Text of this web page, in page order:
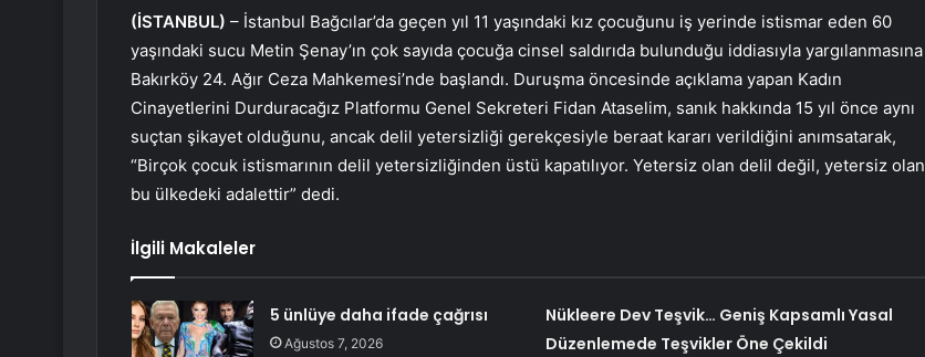
(İSTANBUL) – İstanbul Bağcılar’da geçen yıl 11 yaşındaki kız çocuğunu iş yerinde istismar eden 60
yaşındaki sucu Metin Şenay’ın çok sayıda çocuğa cinsel saldırıda bulunduğu iddiasıyla yargılanmasına
Bakırköy 24. Ağır Ceza Mahkemesi’nde başlandı. Duruşma öncesinde açıklama yapan Kadın
Cinayetlerini Durduracağız Platformu Genel Sekreteri Fidan Ataselim, sanık hakkında 15 yıl önce aynı
suçtan şikayet olduğunu, ancak delil yetersizliği gerekçesiyle beraat kararı verildiğini anımsatarak,
“Birçok çocuk istismarının delil yetersizliğinden üstü kapatılıyor. Yetersiz olan delil değil, yetersiz olan
bu ülkedeki adalettir” dedi.
İlgili Makaleler
5 ünlüye daha ifade çağrısı
Ağustos 7, 2026
Nükleere Dev Teşvik… Geniş Kapsamlı Yasal
Düzenlemede Teşvikler Öne Çekildi